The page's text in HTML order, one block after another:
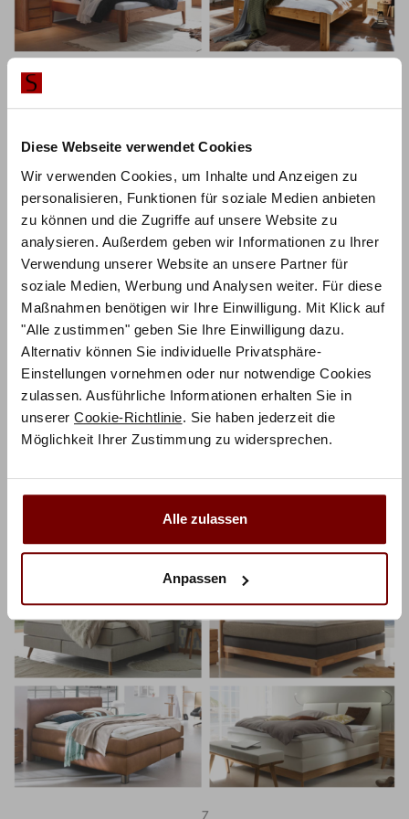
Diese Webseite verwendet Cookies
Wir verwenden Cookies, um Inhalte und Anzeigen zu
personalisieren, Funktionen für soziale Medien anbieten
zu können und die Zugriffe auf unsere Website zu
analysieren. Außerdem geben wir Informationen zu Ihrer
Verwendung unserer Website an unsere Partner für
soziale Medien, Werbung und Analysen weiter. Für diese
Maßnahmen benötigen wir Ihre Einwilligung. Mit Klick auf
"Alle zustimmen" geben Sie Ihre Einwilligung dazu.
Alternativ können Sie individuelle Privatsphäre-
Einstellungen vornehmen oder nur notwendige Cookies
zulassen. Ausführliche Informationen erhalten Sie in
unserer Cookie-Richtlinie. Sie haben jederzeit die
Möglichkeit Ihrer Zustimmung zu widersprechen.
Alle zulassen
Anpassen
6